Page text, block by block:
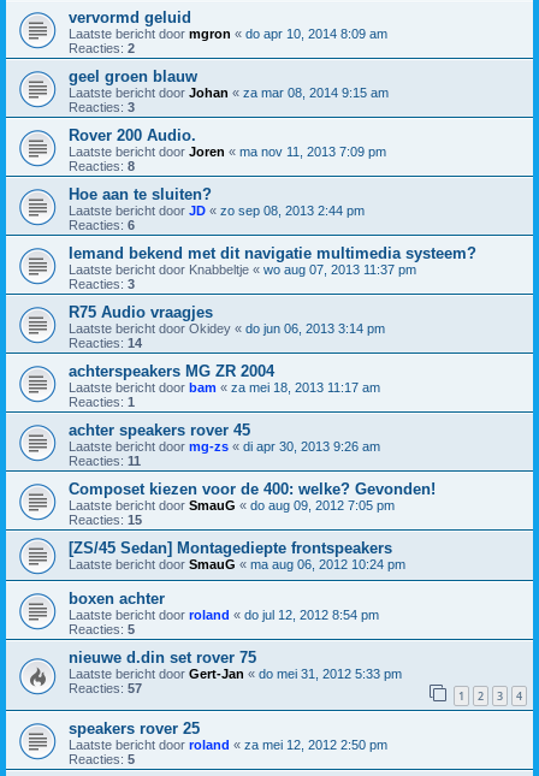
vervormd geluid
Laatste bericht door mgron « do apr 10, 2014 8:09 am
Reacties: 2
geel groen blauw
Laatste bericht door Johan « za mar 08, 2014 9:15 am
Reacties: 3
Rover 200 Audio.
Laatste bericht door Joren « ma nov 11, 2013 7:09 pm
Reacties: 8
Hoe aan te sluiten?
Laatste bericht door JD « zo sep 08, 2013 2:44 pm
Reacties: 6
Iemand bekend met dit navigatie multimedia systeem?
Laatste bericht door Knabbeltje « wo aug 07, 2013 11:37 pm
Reacties: 3
R75 Audio vraagjes
Laatste bericht door Okidey « do jun 06, 2013 3:14 pm
Reacties: 14
achterspeakers MG ZR 2004
Laatste bericht door bam « za mei 18, 2013 11:17 am
Reacties: 1
achter speakers rover 45
Laatste bericht door mg-zs « di apr 30, 2013 9:26 am
Reacties: 11
Composet kiezen voor de 400: welke? Gevonden!
Laatste bericht door SmauG « do aug 09, 2012 7:05 pm
Reacties: 15
[ZS/45 Sedan] Montagediepte frontspeakers
Laatste bericht door SmauG « ma aug 06, 2012 10:24 pm
boxen achter
Laatste bericht door roland « do jul 12, 2012 8:54 pm
Reacties: 5
nieuwe d.din set rover 75
Laatste bericht door Gert-Jan « do mei 31, 2012 5:33 pm
Reacties: 57 1 2 3 4
speakers rover 25
Laatste bericht door roland « za mei 12, 2012 2:50 pm
Reacties: 5